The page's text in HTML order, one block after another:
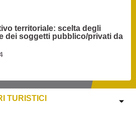
territoriale: scelta degli
dei soggetti pubblico/privati da
TURISTICI